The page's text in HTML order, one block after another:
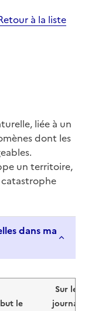
à la liste
papier
liée à un
dont les
un territoire,
dans ma
le
Sur le
journal